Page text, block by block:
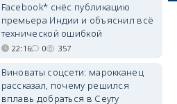
Facebook* снёс публикацию
премьера Индии и объяснил всё
технической ошибкой
22:16 0 357
Виноваты соцсети: марокканец
рассказал, почему решился
вплавь добраться в Сеуту